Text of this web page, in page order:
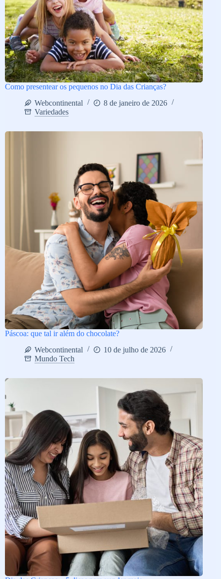
Como presentear os pequenos no Dia das Crianças?
Webcontinental
8 de janeiro de 2026
Variedades
Páscoa: que tal ir além do chocolate?
Webcontinental
10 de julho de 2026
Mundo Tech